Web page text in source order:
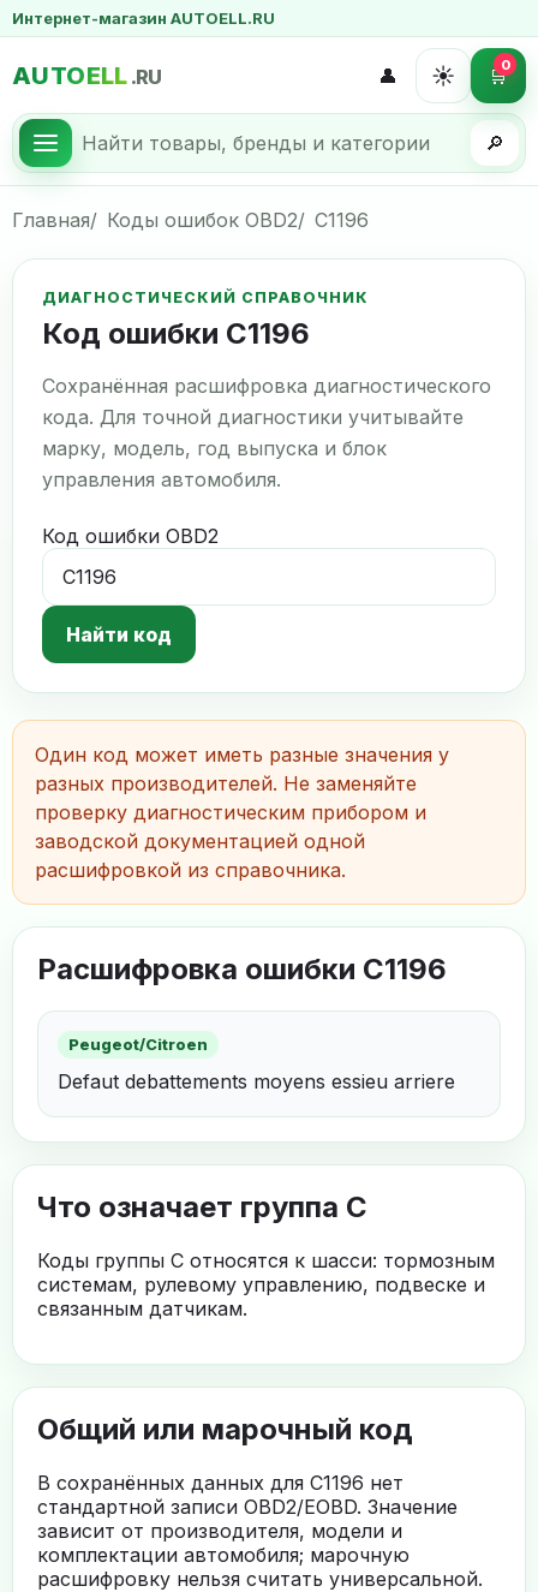
Интернет-магазин AUTOELL.RU
AUTOELL .RU
🔎
👤 ☀️ 🛒0
Главная Коды ошибок OBD2 C1196
ДИАГНОСТИЧЕСКИЙ СПРАВОЧНИК
Код ошибки C1196
Сохранённая расшифровка диагностического
кода. Для точной диагностики учитывайте
марку, модель, год выпуска и блок
управления автомобиля.
Код ошибки OBD2
Найти код
Один код может иметь разные значения у
разных производителей. Не заменяйте
проверку диагностическим прибором и
заводской документацией одной
расшифровкой из справочника.
Расшифровка ошибки C1196
Peugeot/Citroen
Defaut debattements moyens essieu arriere
Что означает группа C
Коды группы C относятся к шасси: тормозным
системам, рулевому управлению, подвеске и
связанным датчикам.
Общий или марочный код
В сохранённых данных для C1196 нет
стандартной записи OBD2/EOBD. Значение
зависит от производителя, модели и
комплектации автомобиля; марочную
расшифровку нельзя считать универсальной.